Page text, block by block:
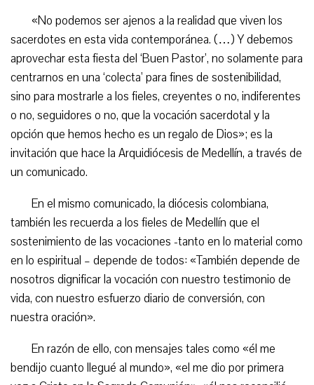
«No podemos ser ajenos a la realidad que viven los
sacerdotes en esta vida contemporánea. (…) Y debemos
aprovechar esta fiesta del ‘Buen Pastor’, no solamente para
centrarnos en una ‘colecta’ para fines de sostenibilidad,
sino para mostrarle a los fieles, creyentes o no, indiferentes
o no, seguidores o no, que la vocación sacerdotal y la
opción que hemos hecho es un regalo de Dios»; es la
invitación que hace la Arquidiócesis de Medellín, a través de
un comunicado.
En el mismo comunicado, la diócesis colombiana,
también les recuerda a los fieles de Medellín que el
sostenimiento de las vocaciones -tanto en lo material como
en lo espiritual – depende de todos: «También depende de
nosotros dignificar la vocación con nuestro testimonio de
vida, con nuestro esfuerzo diario de conversión, con
nuestra oración».
En razón de ello, con mensajes tales como «él me
bendijo cuanto llegué al mundo», «el me dio por primera